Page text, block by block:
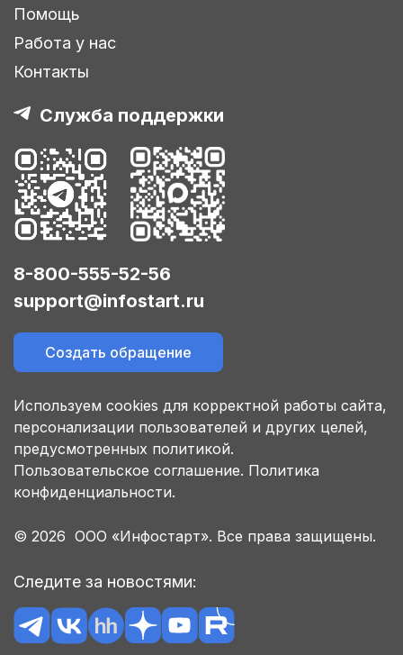
Помощь
Работа у нас
Контакты
Служба поддержки
8-800-555-52-56
support@infostart.ru
Создать обращение
Используем cookies для корректной работы сайта,
персонализации пользователей и других целей,
предусмотренных политикой.
Пользовательское соглашение. Политика
конфиденциальности.
© 2026 ООО «Инфостарт». Все права защищены.
Следите за новостями: